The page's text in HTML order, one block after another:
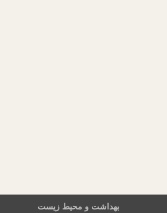
بهداشت و محیط زیست